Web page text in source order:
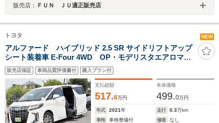
販売店： ＦＵＮ ＪＵ適正販売店
トヨタ NEW
アルファード ハイブリッド 2.5 SR サイドリフトアップ
シート装着車 E-Four 4WD OP・モデリスタエアロマフ
ラー&シグネチャーイルミ OP・Dインナーミラ
ー/BSM OP・12.1型後席ディスプレイ セーフティセン
ス 両自動 黒合皮シート ディスプレイオーディオ
OP・ナビ OP・TV OP・CD/DVD
販売店保証 車両品質評価書付 購入プラン付
支払総額
517.6万円
本体価格
499.0万円
年式 2021年 走行 0.3万km
車検
車検整備付 修復
なし